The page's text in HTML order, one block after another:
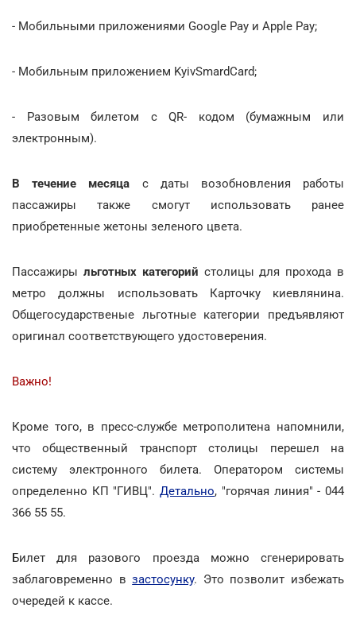
- Мобильными приложениями Google Pay и Apple Pay;
- Мобильным приложением KyivSmardСard;
- Разовым билетом с QR- кодом (бумажным или
электронным).
В течение месяца с даты возобновления работы
пассажиры также смогут использовать ранее
приобретенные жетоны зеленого цвета.
Пассажиры льготных категорий столицы для прохода в
метро должны использовать Карточку киевлянина.
Общегосударственые льготные категории предъявляют
оригинал соответствующего удостоверения.
Важно!
Кроме того, в пресс-службе метрополитена напомнили,
что общественный транспорт столицы перешел на
систему электронного билета. Оператором системы
определенно КП "ГИВЦ".Детально, "горячая линия" - 044
366 55 55.
Билет для разового проезда можно сгенерировать
заблаговременно взастосунку. Это позволит избежать
очередей к кассе.